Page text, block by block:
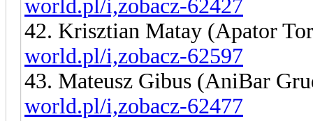
world.pl/i,zobacz-62427
42. Krisztian Matay (Apator
world.pl/i,zobacz-62597
43. Mateusz Gibus (AniBar
world.pl/i,zobacz-62477